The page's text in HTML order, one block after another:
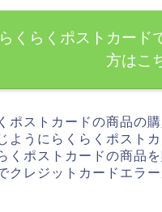
らくらくポストカード
方はこ
ポストカードの商品の
ようにらくらくポスト
くポストカードの商品
クレジットカードエラ